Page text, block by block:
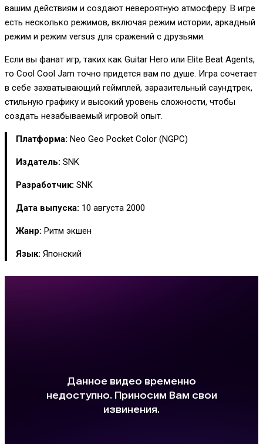
вашим действиям и создают невероятную атмосферу. В игре
есть несколько режимов, включая режим истории, аркадный
режим и режим versus для сражений с друзьями.
Если вы фанат игр, таких как Guitar Hero или Elite Beat Agents,
то Cool Cool Jam точно придется вам по душе. Игра сочетает
в себе захватывающий геймплей, заразительный саундтрек,
стильную графику и высокий уровень сложности, чтобы
создать незабываемый игровой опыт.
Платформа: Neo Geo Pocket Color (NGPC)
Издатель: SNK
Разработчик: SNK
Дата выпуска: 10 августа 2000
Жанр: Ритм экшен
Язык: Японский